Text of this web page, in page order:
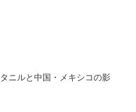
ニルと中国・メキシコの影